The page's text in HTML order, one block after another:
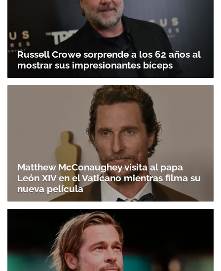
Russell Crowe sorprende a los 62 años al
mostrar sus impresionantes bíceps
Matthew McConaughey visita al papa
León XIV en el Vaticano mientras filma su
nueva película